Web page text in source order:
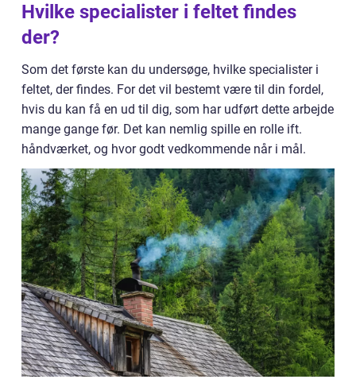
Hvilke specialister i feltet findes
der?
Som det første kan du undersøge, hvilke specialister i
feltet, der findes. For det vil bestemt være til din fordel,
hvis du kan få en ud til dig, som har udført dette arbejde
mange gange før. Det kan nemlig spille en rolle ift.
håndværket, og hvor godt vedkommende når i mål.